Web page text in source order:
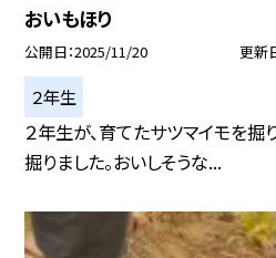
おいもほり
公開日 2025/11/20 更新
２年生
２年生が、育てたサツマイモを掘
掘りました。おいしそうな...